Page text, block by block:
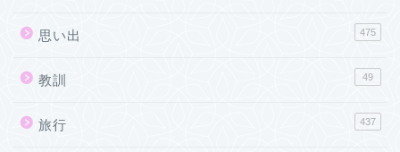
思い出 475
教訓 49
旅行 437